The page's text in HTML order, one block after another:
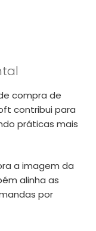
compra de
contribui para
práticas mais
a imagem da
alinha as
por